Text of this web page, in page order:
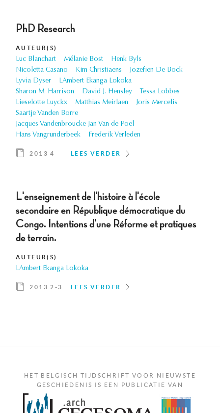
PhD Research
AUTEUR(S)
Luc Blanchart Mélanie Bost
Henk Byls
Nicoletta Casano
Kim Christiaens
Jozefien De Bock
Lyvia Dyser
LAmbert Ekanga Lokoka
Sharon M. Harrison
David J. Hensley
Tessa Lobbes
Lieselotte Luyckx
Matthias Meirlaen
Joris Mercelis
Saartje Vanden Borre
Jacques Vandenbroucke Jan Van de Poel
Hans Vangrunderbeek
Frederik Verleden
2013 4 LEES VERDER
L'enseignement de l'histoire à l'école
secondaire en République démocratique du
Congo. Intentions d'une Réforme et pratiques
de terrain.
AUTEUR(S)
LAmbert Ekanga Lokoka
2013 2-3 LEES VERDER
HET BELGISCH TIJDSCHRIFT VOOR NIEUWSTE
GESCHIEDENIS IS EEN PUBLICATIE VAN